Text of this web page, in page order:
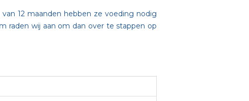
12 maanden hebben ze voeding nodig
raden wij aan om dan over te stappen op